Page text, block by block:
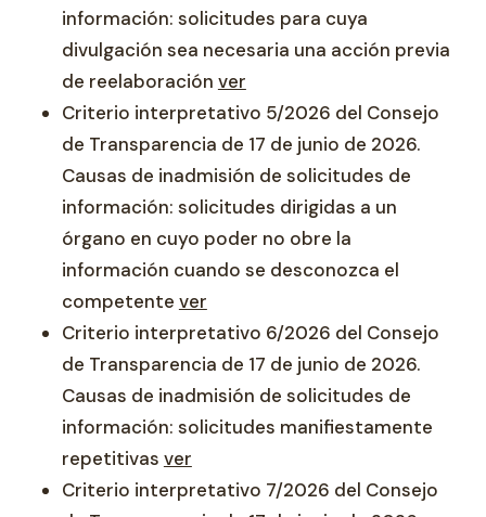
información: solicitudes para cuya
divulgación sea necesaria una acción previa
de reelaboración ver
Criterio interpretativo 5/2026 del Consejo
de Transparencia de 17 de junio de 2026.
Causas de inadmisión de solicitudes de
información: solicitudes dirigidas a un
órgano en cuyo poder no obre la
información cuando se desconozca el
competente ver
Criterio interpretativo 6/2026 del Consejo
de Transparencia de 17 de junio de 2026.
Causas de inadmisión de solicitudes de
información: solicitudes manifiestamente
repetitivas ver
Criterio interpretativo 7/2026 del Consejo